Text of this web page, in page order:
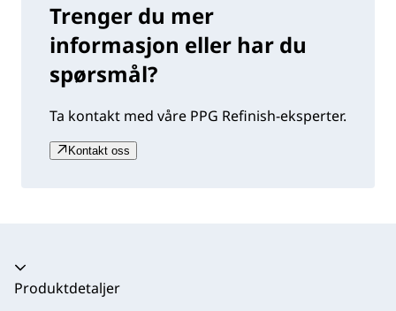
Trenger du mer
informasjon eller har du
spørsmål?
Ta kontakt med våre PPG Refinish-eksperter.
Kontakt oss
Trekkspill kollapset
Produktdetaljer